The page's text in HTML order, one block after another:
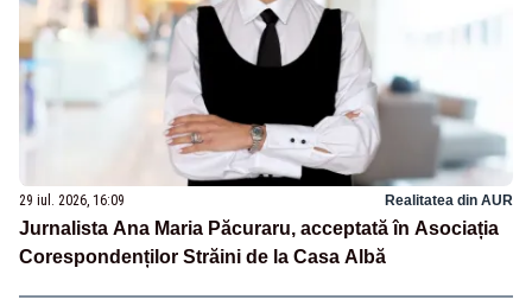
29 iul. 2026, 16:09 Realitatea din AUR
Jurnalista Ana Maria Păcuraru, acceptată în Asociația
Corespondenților Străini de la Casa Albă